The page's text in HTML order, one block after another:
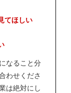
てほしい
なること分
わせくださ
は絶対にし